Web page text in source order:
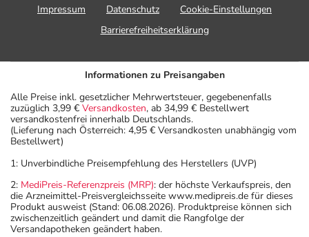
Impressum
Datenschutz
Cookie-Einstellungen
Barrierefreiheitserklärung
Informationen zu Preisangaben
Alle Preise inkl. gesetzlicher Mehrwertsteuer, gegebenenfalls
zuzüglich 3,99 € Versandkosten, ab 34,99 € Bestellwert
versandkostenfrei innerhalb Deutschlands.
(Lieferung nach Österreich: 4,95 € Versandkosten unabhängig vom
Bestellwert)
1: Unverbindliche Preisempfehlung des Herstellers (UVP)
2: MediPreis-Referenzpreis (MRP): der höchste Verkaufspreis, den
die Arzneimittel-Preisvergleichsseite www.medipreis.de für dieses
Produkt ausweist (Stand: 06.08.2026). Produktpreise können sich
zwischenzeitlich geändert und damit die Rangfolge der
Versandapotheken geändert haben.